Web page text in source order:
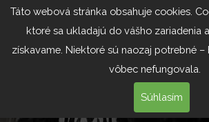
Táto webová stránka obsahuje cookies.
ktoré sa ukladajú do vášho zariadenia
získavame. Niektoré sú naozaj potrebné –
vôbec nefungovala.
Súhlasím